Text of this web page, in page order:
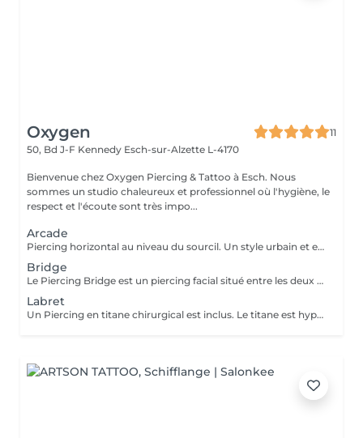
Oxygen
11
50, Bd J-F Kennedy Esch-sur-Alzette L-4170
Bienvenue chez Oxygen Piercing & Tattoo à Esch. Nous
sommes un studio chaleureux et professionnel où l'hygiène, le
respect et l'écoute sont très impo...
Arcade
Piercing horizontal au niveau du sourcil. Un style urbain et expressif, réalisé avec un bijou courbé en titane. Pose précise adaptée à ta morphologie. Si tu souhaites te faire percer mais que tu as peur des aiguilles ou que tu souffres d'anxiété (stress, blocage), nous te demandons de bien vouloir réserver le service intitulé: <<NOM DU PIERCING (Phobie des aiguilles)>> Ce service ne côute pas plus cher. Il est simplement prévu pour des raisons d'organisation, afin que tout le monde soit à l'aise et bien accueilli(e).
Bridge
Le Piercing Bridge est un piercing facial situé entre les deux yeux à la racine du nez. Un Piercing en titane chirurgical est inclus. Le titane est hypoallergénique, léger et idéal pour les premières phases de cicatrisation. Si tu souhaites te faire percer mais que tu as peur des aiguilles ou que tu souffres d'anxiété (stress, blocage), nous te demandons de bien vouloir réserver le service intitulé: <<NOM DU PIERCING (Phobie des aiguilles)>> Ce service ne côute pas plus cher. Il est simplement prévu pour des raisons d'organisation, afin que tout le monde soit à l'aise et bien accueilli(e).
Labret
Un Piercing en titane chirurgical est inclus. Le titane est hypoallergénique, léger et idéal pour les premières phases de cicatrisation. Si tu souhaite te faire percer mais que tu as peur des aiguilles ou que tu souffres d'anxiété (stress, blocage), nous te demandons de bien vouloir réserver le service intitulé: <<NOM DU PIERCING (Phobie des aiguilles)>> Ce service ne côute pas plus cher. Il est simplement prévu pour des raisons d'organisation, afin que tout le monde soit à l'aise et bien accueilli(e).